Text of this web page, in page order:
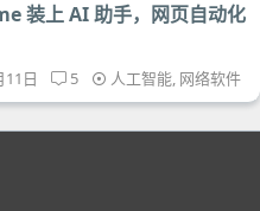
装上 AI 助手，网页自动化
11日 5 人工智能, 网络软件